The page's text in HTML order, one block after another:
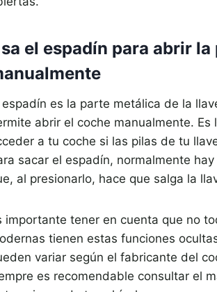
el espadín para abrir la
espadín es la parte metálica de la
abrir el coche manualmente. Es
a tu coche si las pilas de tu
sacar el espadín, normalmente
al presionarlo, hace que salga la
importante tener en cuenta que no
tienen estas funciones
variar según el fabricante del
es recomendable consultar el